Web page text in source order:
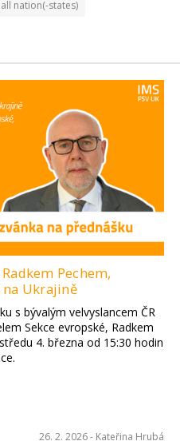
nation(-states)
Pechem,
na Ukrajině
s bývalým velvyslancem ČR
Sekce evropské, Radkem
4. března od 15:30 hodin
26. 2. 2026 - Kateřina Hrubá